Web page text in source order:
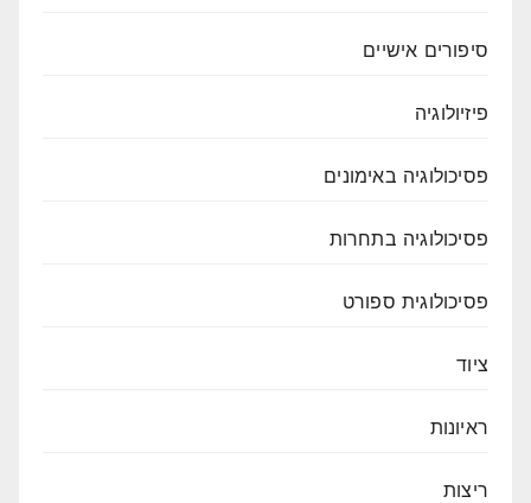
סיפורים אישיים
פיזיולוגיה
פסיכולוגיה באימונים
פסיכולוגיה בתחרות
פסיכולוגית ספורט
ציוד
ראיונות
ריצות